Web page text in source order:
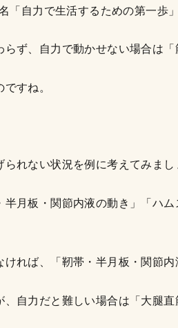
「自力で生活するための第一歩 」
ず、自力で動かせない場合は「
すね。
れない状況を例に考えてみまし
半月板・関節内液の動き」「ハ
れば、「靭帯・半月板・関節内
自力だと難しい場合は「大腿